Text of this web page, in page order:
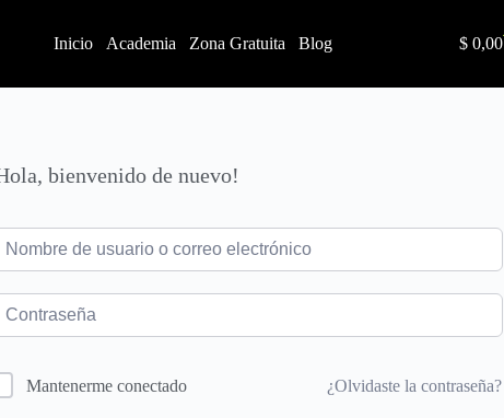
Inicio Academia Zona Gratuita Blog $0,00
bienvenido de nuevo!
Mantenerme conectado ¿Olvidaste la contraseña?